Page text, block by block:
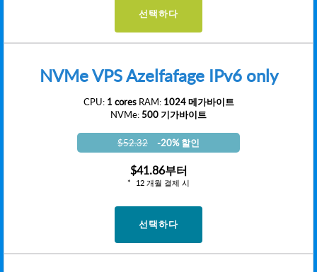
선택하다
NVMe VPS Azelfafage IPv6 only
CPU: 1 coresRAM: 1024 메가바이트
NVMe:500 기가바이트
$52.32 -20% 할인
$41.86부터
12 개월 결제 시
선택하다